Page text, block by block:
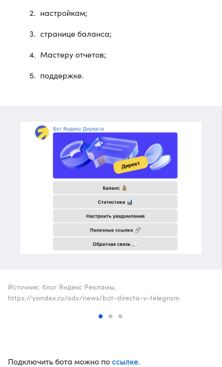
настройкам;
странице баланса;
Мастеру отчетов;
поддержке.
Источник: блог Яндекс Рекламы,
https://yandex.ru/adv/news/bot-directa-v-telegram
Подключить бота можно поссылке.